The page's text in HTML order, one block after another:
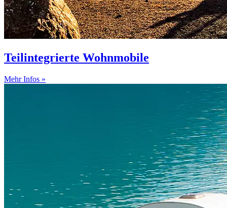
Teilintegrierte Wohnmobile
Mehr Infos »